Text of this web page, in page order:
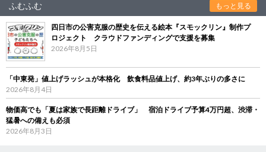
ふむふむ もっと見る
四日市の公害克服の歴史を伝える絵本『スモックリン』制作プ
ロジェクト クラウドファンディングで支援を募集
2026年8月5日
「中東発」値上げラッシュが本格化 飲食料品値上げ、約3年ぶりの多さに
2026年8月4日
物価高でも「夏は家族で長距離ドライブ」 宿泊ドライブ予算4万円超、渋滞・
猛暑への備えも必須
2026年8月3日